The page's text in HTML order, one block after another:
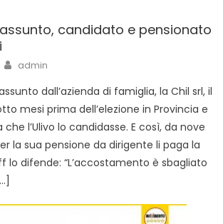
candidato e pensionato
Author
admin
dall’azienda di famiglia, la Chil srl, il
mesi prima dell’elezione in Provincia e
l’Ulivo lo candidasse. E così, da nove
la sua pensione da dirigente li paga la
lo difende: “L’accostamento è sbagliato